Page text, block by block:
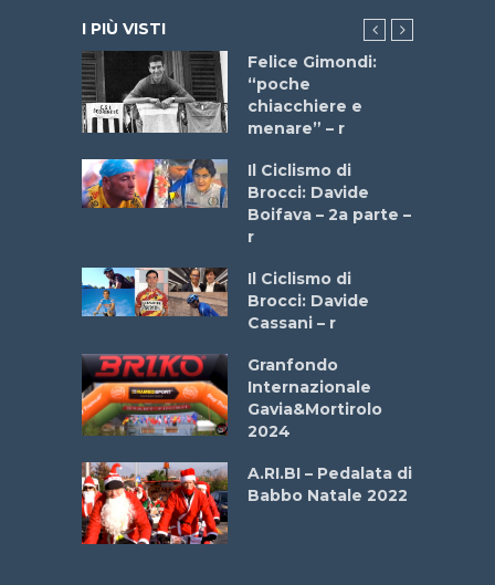
I PIÙ VISTI
Felice Gimondi:
“poche
chiacchiere e
menare” – r
Il Ciclismo di
Brocci: Davide
Boifava – 2a parte –
r
Il Ciclismo di
Brocci: Davide
Cassani – r
Granfondo
Internazionale
Gavia&Mortirolo
2024
A.RI.BI – Pedalata di
Babbo Natale 2022